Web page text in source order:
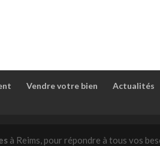
Vendre votre bien Actualités
à Reims, pour répondre à tous vos